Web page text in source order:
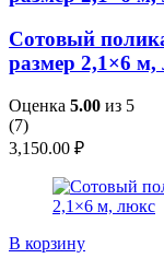
Сотовый
размер 2,1×6 м,
Оценка 5.00 из 5
(7)
3,150.00 ₽
В корзину